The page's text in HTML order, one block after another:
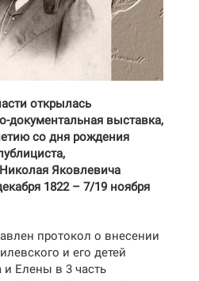
открылась
документальная выставка,
со дня рождения
Яковлевича
1822 – 7/19 ноября
протокол о внесении
и его детей
и Елены в 3 часть